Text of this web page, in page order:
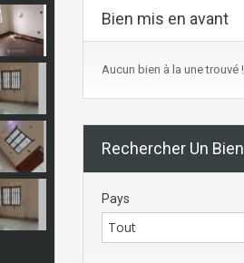
Bien mis en avant
Aucun bien à la une trouvé !
Rechercher Un Bien
Pays
Tout